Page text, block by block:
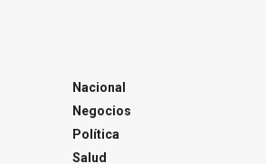
Nacional
Negocios
Política
Salud